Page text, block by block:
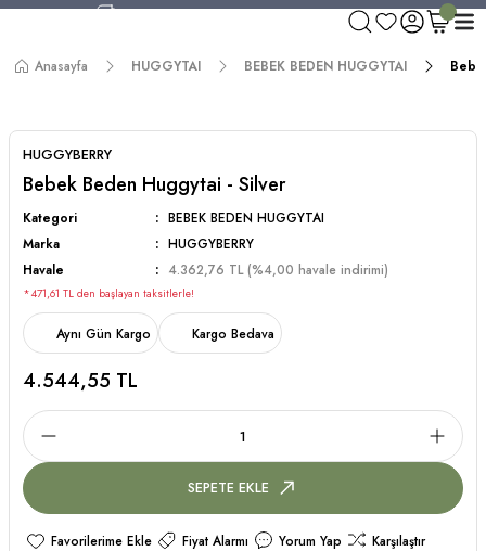
750 TL ve Üzeri Alışverişlerde Kargo Bedava!
Worldwide Shipping!
Anasayfa HUGGYTAI BEBEK BEDEN HUGGYTAI
HUGGYBERRY
Bebek Beden Huggytai - Silver
Kategori
BEBEK BEDEN HUGGYTAI
Marka
HUGGYBERRY
Havale
4.362,76 TL (%4,00 havale indirimi)
*471,61 TL den başlayan taksitlerle!
Aynı Gün Kargo Kargo Bedava
4.544,55 TL
SEPETE EKLE
Fiyat Alarmı Yorum Yap
Karşılaştır